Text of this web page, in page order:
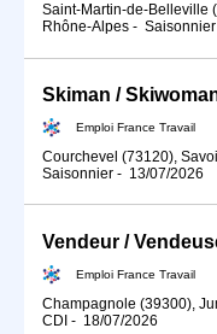
Saint-Martin-de-Belleville
Rhône-Alpes - Saisonnier
Skiman /
Emploi France Travail
Courchevel (73120),
Saisonnier - 13/07/2026
Emploi France Travail
Champagnole (39300),
CDI - 18/07/2026